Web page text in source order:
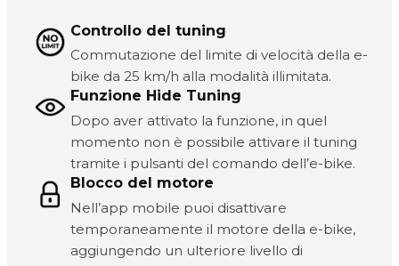
Controllo del tuning
Commutazione del limite di velocità della e-
bike da 25 km/h alla modalità illimitata.
Funzione Hide Tuning
Dopo aver attivato la funzione, in quel
momento non è possibile attivare il tuning
tramite i pulsanti del comando dell’e-bike.
Blocco del motore
Nell’app mobile puoi disattivare
temporaneamente il motore della e-bike,
aggiungendo un ulteriore livello di